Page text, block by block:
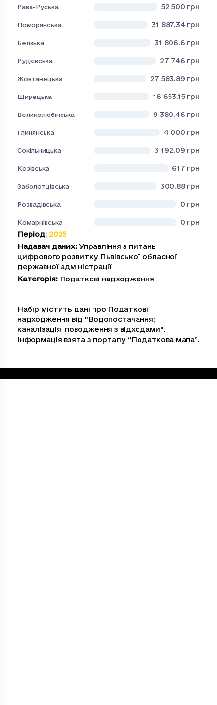
Рава-Руська 52 500 грн
Поморянська 31 887.34 грн
Белзька 31 806.6 грн
Рудківська 27 746 грн
Жовтанецька 27 583.89 грн
Щирецька 16 653.15 грн
Великолюбінська 9 380.46 грн
Глинянська 4 000 грн
Сокільницька 3 192.09 грн
Козівська 617 грн
Заболотцівська 300.88 грн
Розвадівська 0 грн
Комарнівська 0 грн
Період: 2025
Надавач даних: Управління з питань
цифрового розвитку Львівської обласної
державної адміністрації
Категорія: Податкові надходження
Набір містить дані про Податкові
надходження від "Водопостачання;
каналiзацiя, поводження з вiдходами".
Інформація взята з порталу “Податкова мапа”.